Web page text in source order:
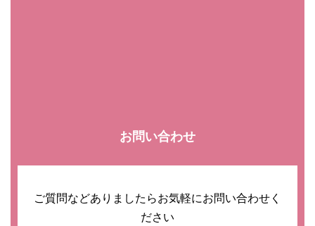
お問い合わせ
ご質問などありましたらお気軽にお問い合わせく
ださい